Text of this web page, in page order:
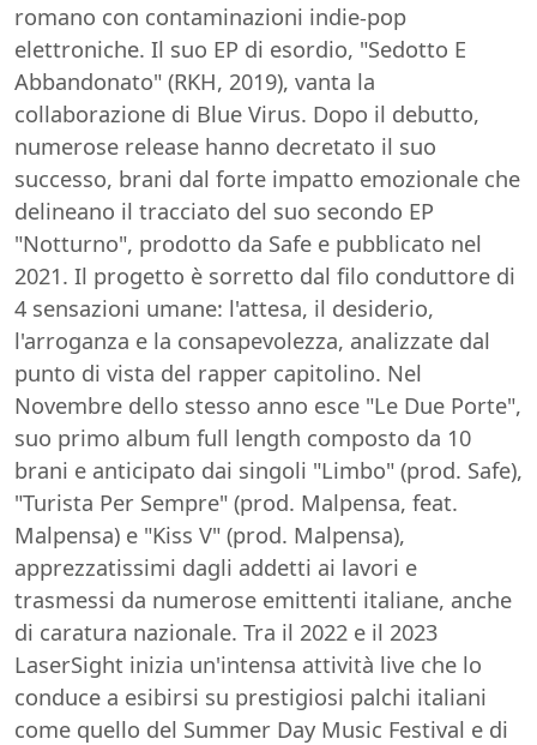
romano con contaminazioni indie-pop
elettroniche. Il suo EP di esordio, "Sedotto E
Abbandonato" (RKH, 2019), vanta la
collaborazione di Blue Virus. Dopo il debutto,
numerose release hanno decretato il suo
successo, brani dal forte impatto emozionale che
delineano il tracciato del suo secondo EP
"Notturno", prodotto da Safe e pubblicato nel
2021. Il progetto è sorretto dal filo conduttore di
4 sensazioni umane: l'attesa, il desiderio,
l'arroganza e la consapevolezza, analizzate dal
punto di vista del rapper capitolino. Nel
Novembre dello stesso anno esce "Le Due Porte",
suo primo album full length composto da 10
brani e anticipato dai singoli "Limbo" (prod. Safe),
"Turista Per Sempre" (prod. Malpensa, feat.
Malpensa) e "Kiss V" (prod. Malpensa),
apprezzatissimi dagli addetti ai lavori e
trasmessi da numerose emittenti italiane, anche
di caratura nazionale. Tra il 2022 e il 2023
LaserSight inizia un'intensa attività live che lo
conduce a esibirsi su prestigiosi palchi italiani
come quello del Summer Day Music Festival e di